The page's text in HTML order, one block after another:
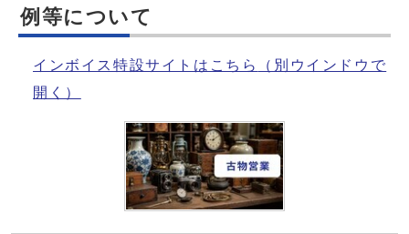
例等について
インボイス特設サイトはこちら
（別ウインドウで
開く）